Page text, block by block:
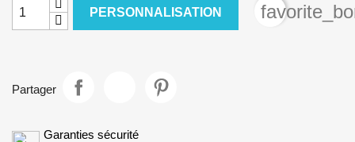
PERSONNALISATION
Partager
Garanties sécurité